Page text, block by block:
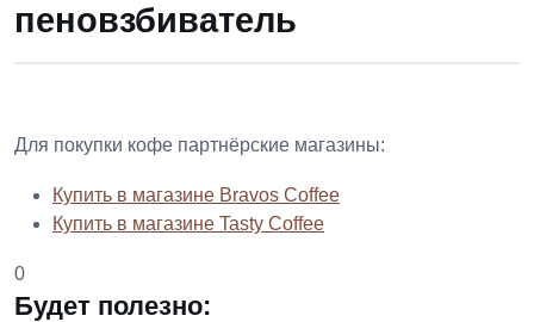
пеновзбиватель
Для покупки кофе партнёрские магазины:
Купить в магазине Bravos Coffee
Купить в магазине Tasty Coffee
0
Будет полезно: